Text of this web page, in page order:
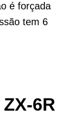
é forçada
tem 6
6R